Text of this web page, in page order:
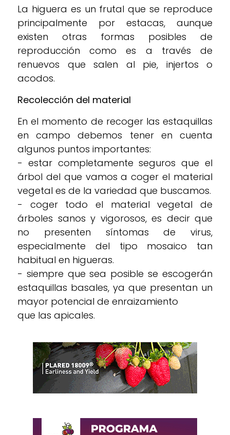
La higuera es un frutal que se reproduce
principalmente por estacas, aunque
existen otras formas posibles de
reproducción como es a través de
renuevos que salen al pie, injertos o
acodos.
Recolección del material
En el momento de recoger las estaquillas
en campo debemos tener en cuenta
algunos puntos importantes:
- estar completamente seguros que el
árbol del que vamos a coger el material
vegetal es de la variedad que buscamos.
- coger todo el material vegetal de
árboles sanos y vigorosos, es decir que
no presenten síntomas de virus,
especialmente del tipo mosaico tan
habitual en higueras.
- siempre que sea posible se escogerán
estaquillas basales, ya que presentan un
mayor potencial de enraizamiento
que las apicales.